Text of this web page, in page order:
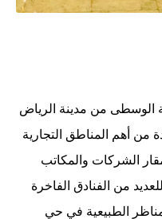
الوسطى من مدينة الرياض
من أهم المناطق التجارية
الشركات والمكاتب
من الفنادق الفاخرة
الطبيعية في حي